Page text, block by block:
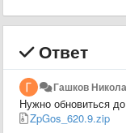
Ответ
Гашков
Нужно обновиться
ZpGos_620.9.zip